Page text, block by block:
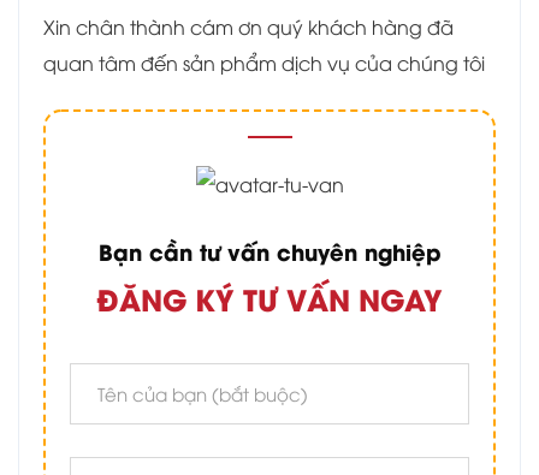
Xin chân thành cám ơn quý khách hàng đã
quan tâm đến sản phẩm dịch vụ của chúng tôi
Bạn cần tư vấn chuyên nghiệp
ĐĂNG KÝ TƯ VẤN NGAY